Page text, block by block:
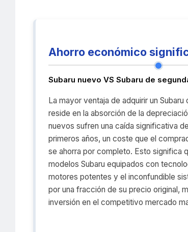
Ahorro económico
Subaru nuevo VS Subaru de
La mayor ventaja de adquirir un Subaru
reside en la absorción de la
nuevos sufren una caída significativa
primeros años, un coste que el
se ahorra por completo. Esto significa
modelos Subaru equipados con
motores potentes y el inconfundible
por una fracción de su precio original,
inversión en el competitivo mercado